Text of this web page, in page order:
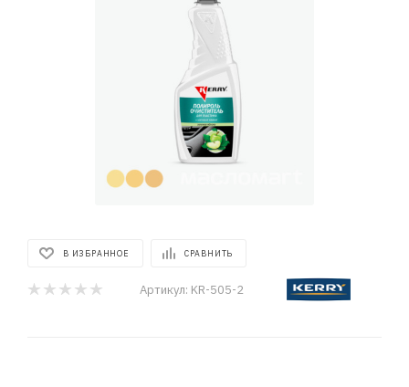
В ИЗБРАННОЕ СРАВНИТЬ
Артикул: KR-505-2